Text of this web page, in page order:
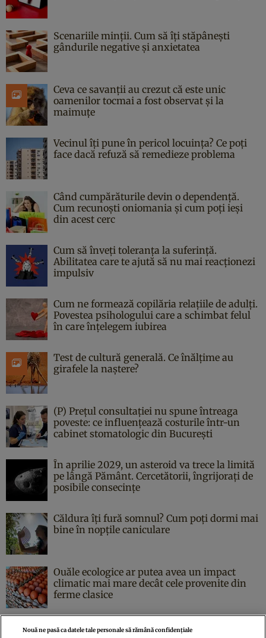
Scenariile minții. Cum să îți stăpânești
gândurile negative și anxietatea
Ceva ce savanții au crezut că este unic
oamenilor tocmai a fost observat și la
maimuțe
Vecinul îți pune în pericol locuința? Ce poți
face dacă refuză să remedieze problema
Când cumpărăturile devin o dependență.
Cum recunoști oniomania și cum poți ieși
din acest cerc
Cum să înveți toleranța la suferință.
Abilitatea care te ajută să nu mai reacționezi
impulsiv
Cum ne formează copilăria relațiile de adulți.
Povestea psihologului care a schimbat felul
în care înțelegem iubirea
Test de cultură generală. Ce înălțime au
girafele la naștere?
(P) Prețul consultației nu spune întreaga
poveste: ce influențează costurile într-un
cabinet stomatologic din București
În aprilie 2029, un asteroid va trece la limită
pe lângă Pământ. Cercetătorii, îngrijorați de
posibile consecințe
Căldura îți fură somnul? Cum poți dormi mai
bine în nopțile caniculare
Ouăle ecologice ar putea avea un impact
climatic mai mare decât cele provenite din
ferme clasice
Nouă ne pasă ca datele tale personale să rămână confidențiale